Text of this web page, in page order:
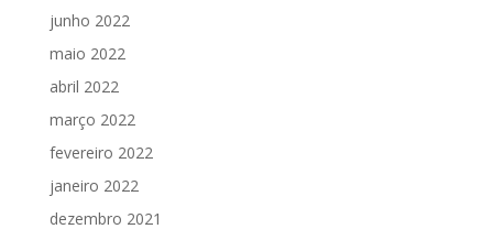
junho 2022
maio 2022
abril 2022
março 2022
fevereiro 2022
janeiro 2022
dezembro 2021